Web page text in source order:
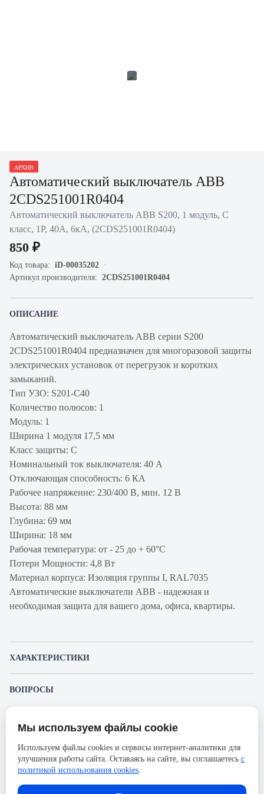
АРХИВ
Автоматический выключатель ABB
2CDS251001R0404
Автоматический выключатель ABB S200, 1 модуль, C
класс, 1P, 40А, 6кА, (2CDS251001R0404)
850 ₽
Код товара: iD-00035202
Артикул производителя: 2CDS251001R0404
ОПИСАНИЕ
Автоматический выключатель ABB серии S200
2CDS251001R0404 предназначен для многоразовой защиты
электрических установок от перегрузок и коротких
замыканий.
Тип УЗО: S201-C40
Количество полюсов: 1
Модуль: 1
Ширина 1 модуля 17,5 мм
Класс защиты: C
Номинальный ток выключателя: 40 А
Отключающая способность: 6 КА
Рабочее напряжение: 230/400 В, мин. 12 В
Высота: 88 мм
Глубина: 69 мм
Ширина: 18 мм
Рабочая температура: от - 25 до + 60°С
Потери Мощности: 4,8 Вт
Материал корпуса: Изоляция группы I, RAL7035
Автоматические выключатели ABB - надежная и
необходимая защита для вашего дома, офиса, квартиры.
ХАРАКТЕРИСТИКИ
Производитель
Серия
S200
Номинальный ток
Напряжение, В
230
ВОПРОСЫ
Пожалуйста, авторизуйтесь, чтобы иметь
возможность оставлять вопросы.
Представленные изображения и характеристики могут отличаться от реального
без предварительного уведомления. Компания АйДистрибьют не несёт
ответственности в случае не соответствия текущей модели товаров фотографиям,
размещённым в карточке товара.
Мы используем файлы cookie
Используем файлы cookies и сервисы интернет-аналитики для
улучшения работы сайта. Оставаясь на сайте, вы соглашаетесь с
политикой использования cookies.